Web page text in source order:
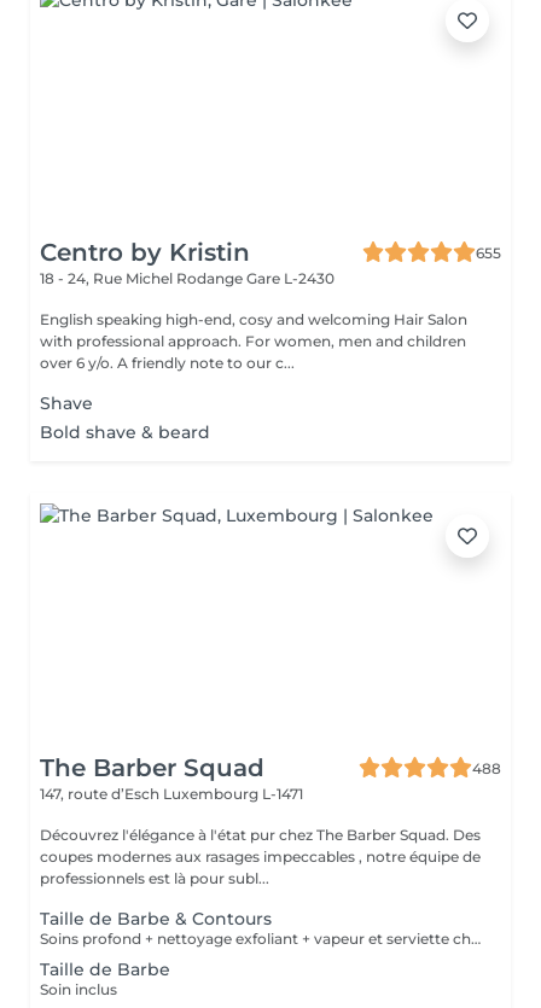
Centro by Kristin
655
18 - 24, Rue Michel Rodange Gare L-2430
English speaking high-end, cosy and welcoming Hair Salon
with professional approach. For women, men and children
over 6 y/o. A friendly note to our c...
Shave
Bold shave & beard
The Barber Squad
488
147, route d’Esch Luxembourg L-1471
Découvrez l'élégance à l'état pur chez The Barber Squad. Des
coupes modernes aux rasages impeccables , notre équipe de
professionnels est là pour subl...
Taille de Barbe & Contours
Soins profond + nettoyage exfoliant + vapeur et serviette chaude/froide
Taille de Barbe
Soin inclus